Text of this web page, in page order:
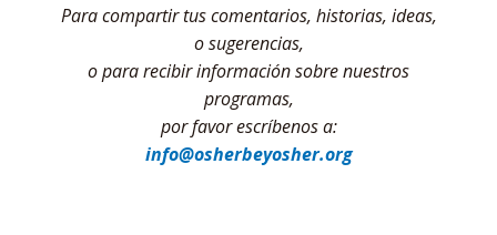
Para compartir tus comentarios, historias, ideas,
o sugerencias,
o para recibir información sobre nuestros
programas,
por favor escríbenos a:
info@osherbeyosher.org